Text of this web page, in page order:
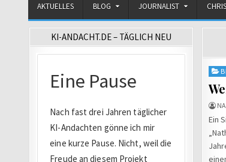
AKTUELLES BLOG JOURNALIST
in
Ein
KI-ANDACHT.DE – TÄGLICH NEU